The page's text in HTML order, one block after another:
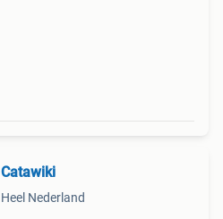
Catawiki
Heel Nederland